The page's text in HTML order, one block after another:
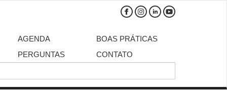
AGENDA
BOAS PRÁTICAS
PERGUNTAS
CONTATO